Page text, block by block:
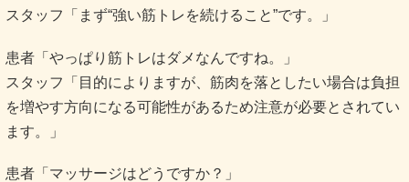
スタッフ「まず“強い筋トレを続けること”です。」
患者「やっぱり筋トレはダメなんですね。」
スタッフ「目的によりますが、筋肉を落としたい場合は負担
を増やす方向になる可能性があるため注意が必要とされてい
ます。」
患者「マッサージはどうですか？」